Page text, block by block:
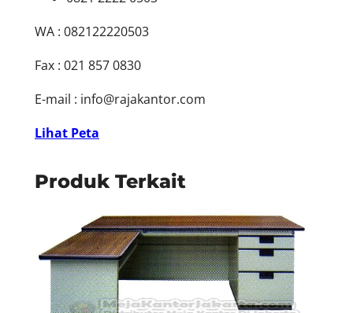
WA : 082122220503
Fax : 021 857 0830
E-mail : info@rajakantor.com
Lihat Peta
Produk Terkait